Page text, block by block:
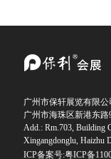
广州市保轩展览有限公
广州市海珠区新港东
Add.: Rm.703, Building
Xingangdonglu, Haizhu
ICP备案号:粤ICP备